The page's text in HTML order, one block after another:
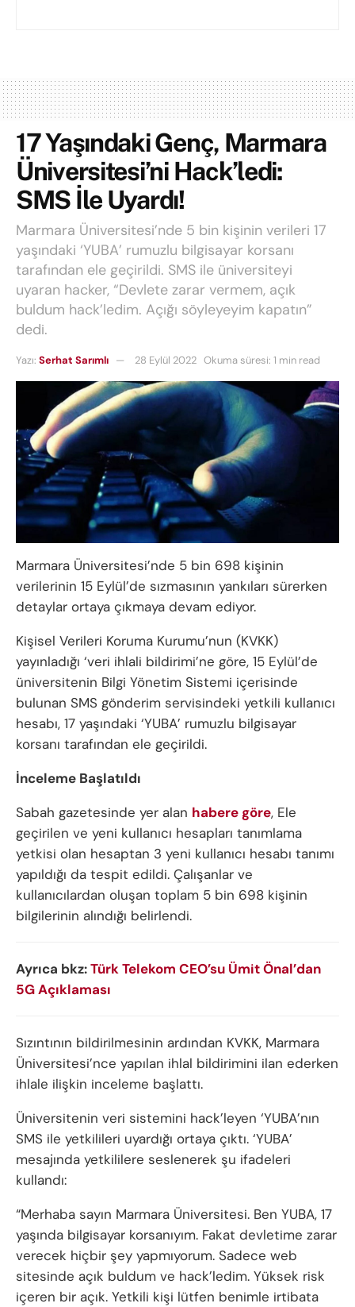
17 Yaşındaki Genç, Marmara
Üniversitesi’ni Hack’ledi:
SMS İle Uyardı!
Marmara Üniversitesi’nde 5 bin kişinin verileri 17
yaşındaki ‘YUBA’ rumuzlu bilgisayar korsanı
tarafından ele geçirildi. SMS ile üniversiteyi
uyaran hacker, “Devlete zarar vermem, açık
buldum hack’ledim. Açığı söyleyeyim kapatın”
dedi.
Yazı: Serhat Sarımlı 28 Eylül 2022 Okuma süresi: 1 min read
Marmara Üniversitesi’nde 5 bin 698 kişinin
verilerinin 15 Eylül’de sızmasının yankıları sürerken
detaylar ortaya çıkmaya devam ediyor.
Kişisel Verileri Koruma Kurumu’nun (KVKK)
yayınladığı ‘veri ihlali bildirimi’ne göre, 15 Eylül’de
üniversitenin Bilgi Yönetim Sistemi içerisinde
bulunan SMS gönderim servisindeki yetkili kullanıcı
hesabı, 17 yaşındaki ‘YUBA’ rumuzlu bilgisayar
korsanı tarafından ele geçirildi.
İnceleme Başlatıldı
Sabah gazetesinde yer alan habere göre, Ele
geçirilen ve yeni kullanıcı hesapları tanımlama
yetkisi olan hesaptan 3 yeni kullanıcı hesabı tanımı
yapıldığı da tespit edildi. Çalışanlar ve
kullanıcılardan oluşan toplam 5 bin 698 kişinin
bilgilerinin alındığı belirlendi.
Ayrıca bkz:Türk Telekom CEO’su Ümit Önal’dan
5G Açıklaması
Sızıntının bildirilmesinin ardından KVKK, Marmara
Üniversitesi’nce yapılan ihlal bildirimini ilan ederken
ihlale ilişkin inceleme başlattı.
Üniversitenin veri sistemini hack’leyen ‘YUBA’nın
SMS ile yetkilileri uyardığı ortaya çıktı. ‘YUBA’
mesajında yetkililere seslenerek şu ifadeleri
kullandı:
“Merhaba sayın Marmara Üniversitesi. Ben YUBA, 17
yaşında bilgisayar korsanıyım. Fakat devletime zarar
verecek hiçbir şey yapmıyorum. Sadece web
sitesinde açık buldum ve hack’ledim. Yüksek risk
içeren bir açık. Yetkili kişi lütfen benimle irtibata